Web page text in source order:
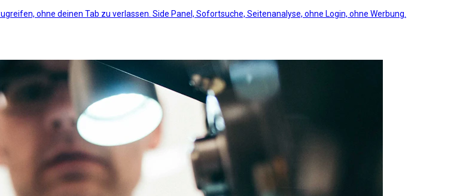
ohne deinen Tab zu verlassen. Side Panel, Sofortsuche, Seitenanalyse, ohne Login, ohne Werbung.